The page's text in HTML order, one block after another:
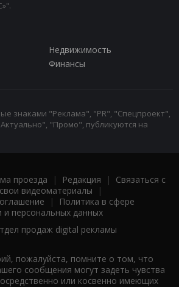
Недвижимость
Финансы
знаками "Реклама", "PR", "Спецпроект",
"Промо", публикуются на
проезда | Редакция | Связаться с
видеоматериалы |
|
Политика в сфере
и персональных данных
продаж digital рекламы
пожалуйста, помните о том, что
сообщения могут задеть чувства
или косвенно имеющих